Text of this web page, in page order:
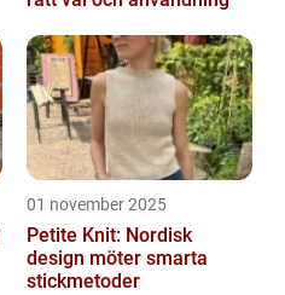
01 november 2025
Petite Knit: Nordisk
design möter smarta
stickmetoder